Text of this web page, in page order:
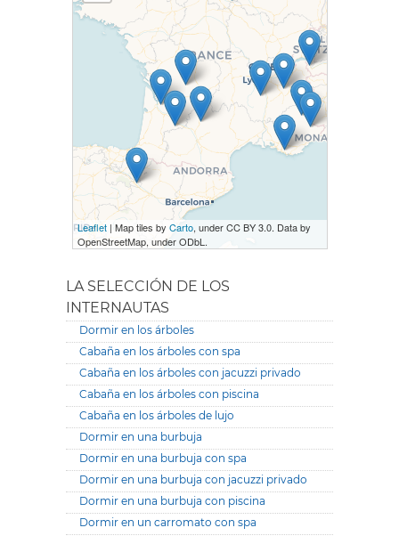
Leaflet| Map tiles by Carto, under CC BY 3.0. Data by
OpenStreetMap, under ODbL.
LA SELECCIÓN DE LOS
INTERNAUTAS
Dormir en los árboles
Cabaña en los árboles con spa
Cabaña en los árboles con jacuzzi privado
Cabaña en los árboles con piscina
Cabaña en los árboles de lujo
Dormir en una burbuja
Dormir en una burbuja con spa
Dormir en una burbuja con jacuzzi privado
Dormir en una burbuja con piscina
Dormir en un carromato con spa